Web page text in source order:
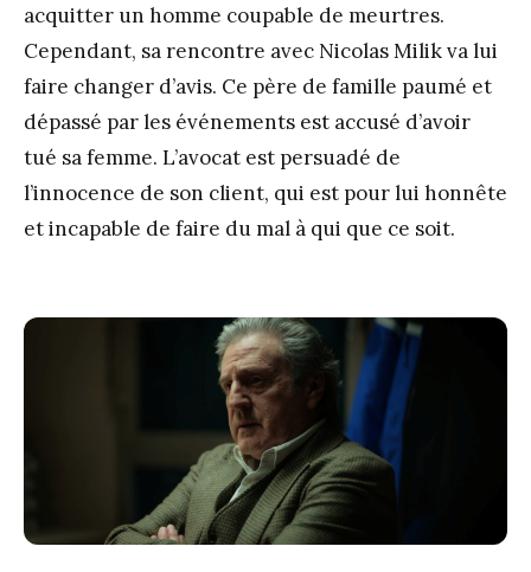
acquitter un homme coupable de meurtres.
Cependant, sa rencontre avec Nicolas Milik va lui
faire changer d’avis. Ce père de famille paumé et
dépassé par les événements est accusé d’avoir
tué sa femme. L’avocat est persuadé de
l’innocence de son client, qui est pour lui honnête
et incapable de faire du mal à qui que ce soit.